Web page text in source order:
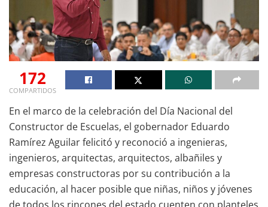
172
COMPARTIDOS
En el marco de la celebración del Día Nacional del
Constructor de Escuelas, el gobernador Eduardo
Ramírez Aguilar felicitó y reconoció a ingenieras,
ingenieros, arquitectas, arquitectos, albañiles y
empresas constructoras por su contribución a la
educación, al hacer posible que niñas, niños y jóvenes